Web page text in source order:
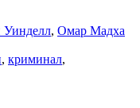
Уинделл, Омар Мадха
, криминал,